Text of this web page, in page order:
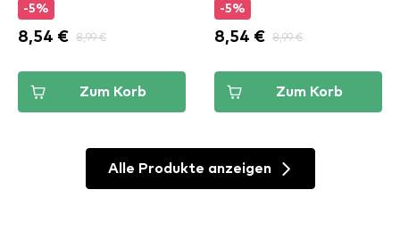
-5%
8,54 € 8,99 €
Zum Korb
-5%
8,54 € 8,99 €
Zum Korb
Alle Produkte anzeigen